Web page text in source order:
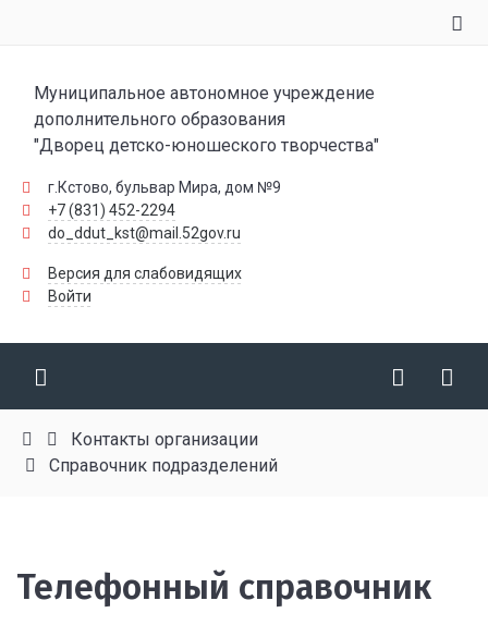
Муниципальное автономное учреждение
дополнительного образования
"Дворец детско-юношеского творчества"
г.Кстово, бульвар Мира, дом №9
+7 (831) 452-2294
do_ddut_kst@mail.52gov.ru
Версия для слабовидящих
Войти
Контакты организации
Справочник подразделений
Телефонный справочник